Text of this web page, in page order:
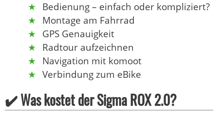
Bedienung – einfach oder kompliziert?
Montage am Fahrrad
GPS Genauigkeit
Radtour aufzeichnen
Navigation mit komoot
Verbindung zum eBike
✔️ Was kostet der Sigma ROX 2.0?